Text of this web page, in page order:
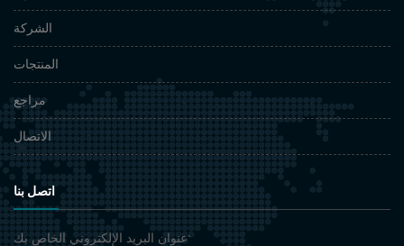
الشركة
المنتجات
مراجع
الاتصال
اتصل بنا
عنوان البريد الإلكتروني الخاص بك*